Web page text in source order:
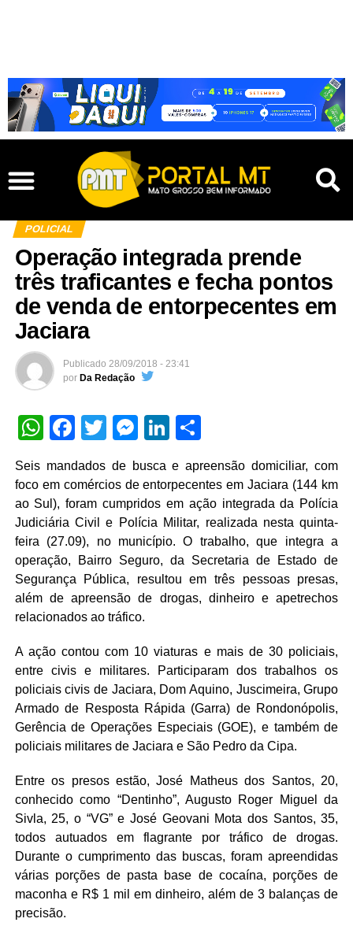
POLICIAL
Operação integrada prende
três traficantes e fecha pontos
de venda de entorpecentes em
Jaciara
Publicado 28/09/2018 - 23:41
por Da Redação
WhatsApp
Facebook
TwitterMessenger
LinkedIn
Seis mandados de busca e apreensão domiciliar, com
foco em comércios de entorpecentes em Jaciara (144 km
ao Sul), foram cumpridos em ação integrada da Polícia
Judiciária Civil e Polícia Militar, realizada nesta quinta-
feira (27.09), no município. O trabalho, que integra a
operação, Bairro Seguro, da Secretaria de Estado de
Segurança Pública, resultou em três pessoas presas,
além de apreensão de drogas, dinheiro e apetrechos
relacionados ao tráfico.
A ação contou com 10 viaturas e mais de 30 policiais,
entre civis e militares. Participaram dos trabalhos os
policiais civis de Jaciara, Dom Aquino, Juscimeira, Grupo
Armado de Resposta Rápida (Garra) de Rondonópolis,
Gerência de Operações Especiais (GOE), e também de
policiais militares de Jaciara e São Pedro da Cipa.
Entre os presos estão, José Matheus dos Santos, 20,
conhecido como “Dentinho”, Augusto Roger Miguel da
Sivla, 25, o “VG” e José Geovani Mota dos Santos, 35,
todos autuados em flagrante por tráfico de drogas.
Durante o cumprimento das buscas, foram apreendidas
várias porções de pasta base de cocaína, porções de
maconha e R$ 1 mil em dinheiro, além de 3 balanças de
precisão.